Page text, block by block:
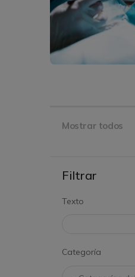
Mostrar todos
Filtrar
Texto
Categoría